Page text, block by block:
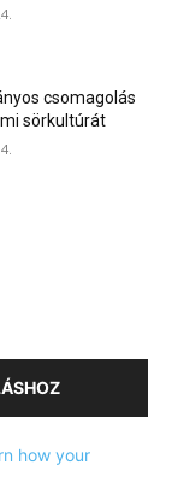
csomagolás
sörkultúrát
how your